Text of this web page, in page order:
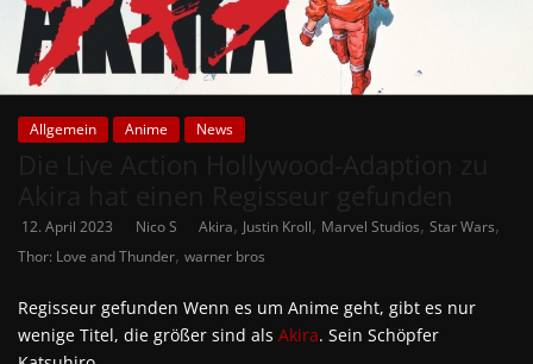
Allgemein Anime News
12. April 2023 Nico S Akira, Justin Kroll, Marvel Studios, Star Wars,
Thor: Love and Thunder, warner bros
Regisseur gefunden Wenn es um Anime geht, gibt es nur
wenige Titel, die größer sind als Akira. Sein Schöpfer